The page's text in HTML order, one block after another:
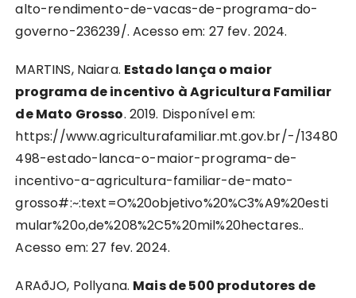
alto-rendimento-de-vacas-de-programa-do-
governo-236239/. Acesso em: 27 fev. 2024.
MARTINS, Naiara. Estado lança o maior
programa de incentivo à Agricultura Familiar
de Mato Grosso. 2019. Disponível em:
https://www.agriculturafamiliar.mt.gov.br/-/13480
498-estado-lanca-o-maior-programa-de-
incentivo-a-agricultura-familiar-de-mato-
grosso#:~:text=O%20objetivo%20%C3%A9%20esti
mular%20o,de%208%2C5%20mil%20hectares..
Acesso em: 27 fev. 2024.
ARAðJO, Pollyana. Mais de 500 produtores de